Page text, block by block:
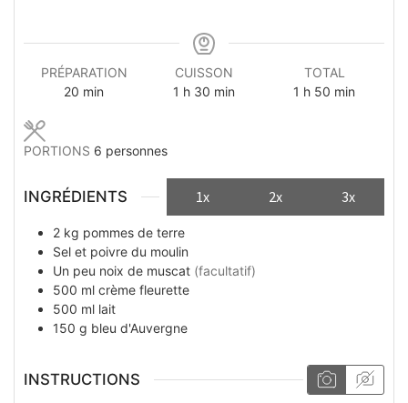
PRÉPARATION
20 minutes
min
CUISSON
1 heure
h 30 minutes
min
TOTAL
1 heure
h 50 minutes
min
PORTIONS 6 personnes
INGRÉDIENTS 1x 2x 3x
2 kg pommes de terre
Sel et poivre du moulin
Un peu noix de muscat (facultatif)
500 ml crème fleurette
500 ml lait
150 g bleu d'Auvergne
INSTRUCTIONS